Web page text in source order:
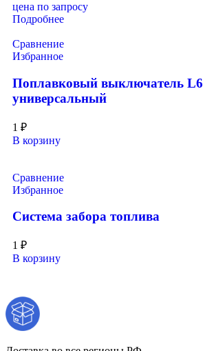
цена по запросу
Подробнее
Сравнение
Избранное
Поплавковый выключатель L6
универсальный
1 ₽
В корзину
Сравнение
Избранное
Система забора топлива
1 ₽
В корзину